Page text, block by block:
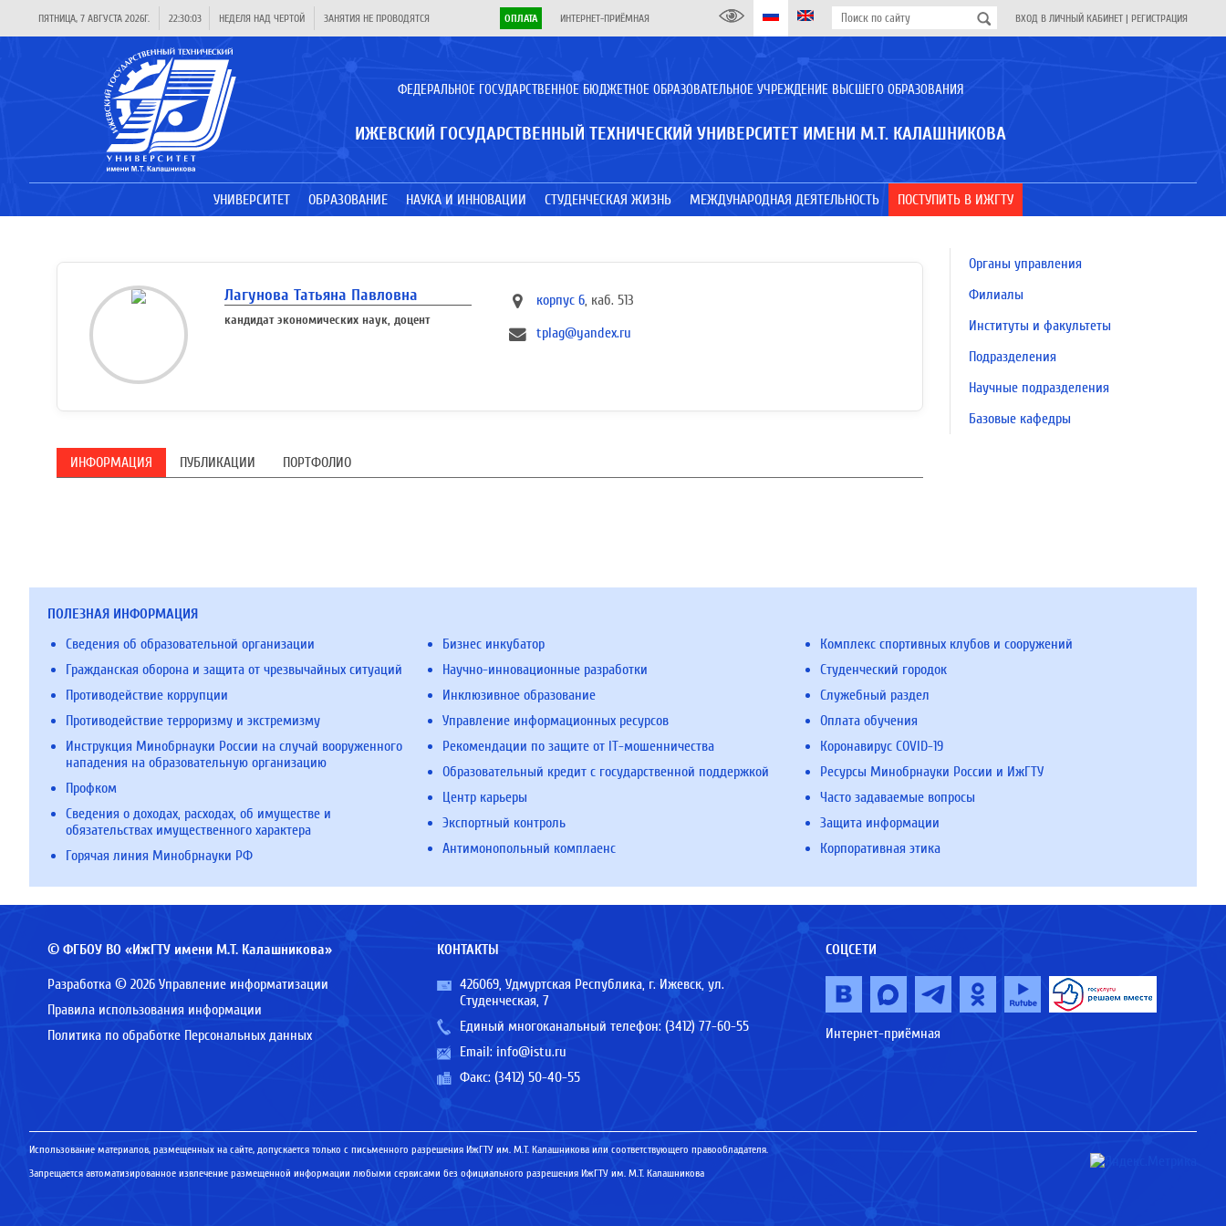
ПЯТНИЦА, 7 АВГУСТА 2026Г. 22:30:03 НЕДЕЛЯ НАД ЧЕРТОЙ ЗАНЯТИЯ НЕ ПРОВОДЯТСЯ ОПЛАТА ИНТЕРНЕТ-ПРИЁМНАЯ ВХОД В ЛИЧНЫЙ КАБИНЕТ | РЕГИСТРАЦИЯ
ФЕДЕРАЛЬНОЕ ГОСУДАРСТВЕННОЕ БЮДЖЕТНОЕ ОБРАЗОВАТЕЛЬНОЕ УЧРЕЖДЕНИЕ ВЫСШЕГО ОБРАЗОВАНИЯ
ИЖЕВСКИЙ ГОСУДАРСТВЕННЫЙ ТЕХНИЧЕСКИЙ УНИВЕРСИТЕТ ИМЕНИ М.Т. КАЛАШНИКОВА
УНИВЕРСИТЕТ ОБРАЗОВАНИЕ НАУКА И ИННОВАЦИИ СТУДЕНЧЕСКАЯ ЖИЗНЬ МЕЖДУНАРОДНАЯ ДЕЯТЕЛЬНОСТЬ ПОСТУПИТЬ В ИЖГТУ
Лагунова Татьяна Павловна
кандидат экономических наук, доцент
корпус 6, каб. 513
tplag@yandex.ru
ИНФОРМАЦИЯ ПУБЛИКАЦИИ ПОРТФОЛИО
Органы управления
Филиалы
Институты и факультеты
Подразделения
Научные подразделения
Базовые кафедры
ПОЛЕЗНАЯ ИНФОРМАЦИЯ
Сведения об образовательной организации
Гражданская оборона и защита от чрезвычайных ситуаций
Противодействие коррупции
Противодействие терроризму и экстремизму
Инструкция Минобрнауки России на случай вооруженного
нападения на образовательную организацию
Профком
Сведения о доходах, расходах, об имуществе и
обязательствах имущественного характера
Горячая линия Минобрнауки РФ
Бизнес инкубатор
Научно-инновационные разработки
Инклюзивное образование
Управление информационных ресурсов
Рекомендации по защите от IT-мошенничества
Образовательный кредит с государственной поддержкой
Центр карьеры
Экспортный контроль
Антимонопольный комплаенс
Комплекс спортивных клубов и сооружений
Студенческий городок
Служебный раздел
Оплата обучения
Коронавирус COVID-19
Ресурсы Минобрнауки России и ИжГТУ
Часто задаваемые вопросы
Защита информации
Корпоративная этика
© ФГБОУ ВО «ИжГТУ имени М.Т. Калашникова»
Разработка © 2026 Управление информатизации
Правила использования информации
Политика по обработке Персональных данных
КОНТАКТЫ
426069, Удмуртская Республика, г. Ижевск, ул.
Студенческая, 7
Единый многоканальный телефон: (3412) 77-60-55
Email: info@istu.ru
Факс: (3412) 50-40-55
СОЦСЕТИ
Интернет-приёмная
Использование материалов, размещенных на сайте, допускается только с письменного разрешения ИжГТУ им. М.Т. Калашникова или соответствующего правообладателя.
Запрещается автоматизированное извлечение размещенной информации любыми сервисами без официального разрешения ИжГТУ им. М.Т. Калашникова